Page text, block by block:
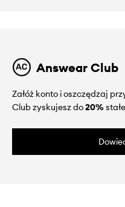
Answear Club
Załóż konto i oszczędzaj
Club zyskujesz do20%